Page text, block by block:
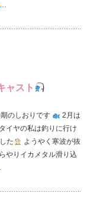
…
ャスト‪
のしおりです
2月は
イヤの私は釣りに行け
た
ようやく寒波が抜
やりイカメタル滑り込